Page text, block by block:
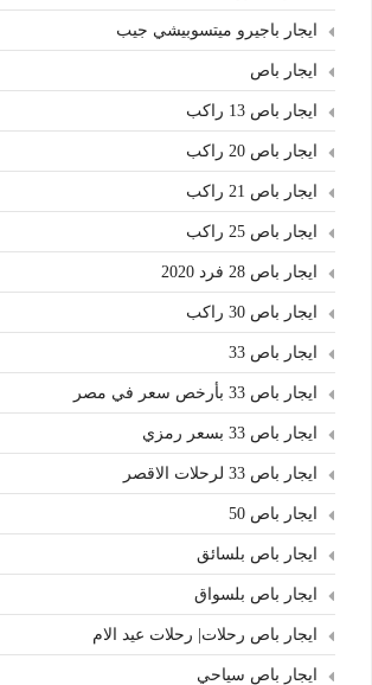
ايجار باجيرو ميتسوبيشي جيب
ايجار باص
ايجار باص 13 راكب
ايجار باص 20 راكب
ايجار باص 21 راكب
ايجار باص 25 راكب
ايجار باص 28 فرد 2020
ايجار باص 30 راكب
ايجار باص 33
ايجار باص 33 بأرخص سعر في مصر
ايجار باص 33 بسعر رمزي
ايجار باص 33 لرحلات الاقصر
ايجار باص 50
ايجار باص بلسائق
ايجار باص بلسواق
ايجار باص رحلات| رحلات عيد الام
ايجار باص سياحي